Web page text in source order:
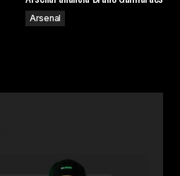
Arsenal